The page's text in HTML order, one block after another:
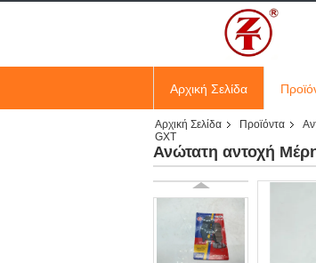
Αρχική Σελίδα
Αρχική Σελίδα Προϊόντα
GXT
Ανώτατη αντοχή